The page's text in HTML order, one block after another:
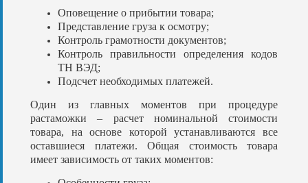
Оповещение о прибытии товара;
Представление груза к осмотру;
Контроль грамотности документов;
Контроль правильности определения кодов
ТН ВЭД;
Подсчет необходимых платежей.
Один из главных моментов при процедуре
растаможки – расчет номинальной стоимости
товара, на основе которой устанавливаются все
оставшиеся платежи. Общая стоимость товара
имеет зависимость от таких моментов: